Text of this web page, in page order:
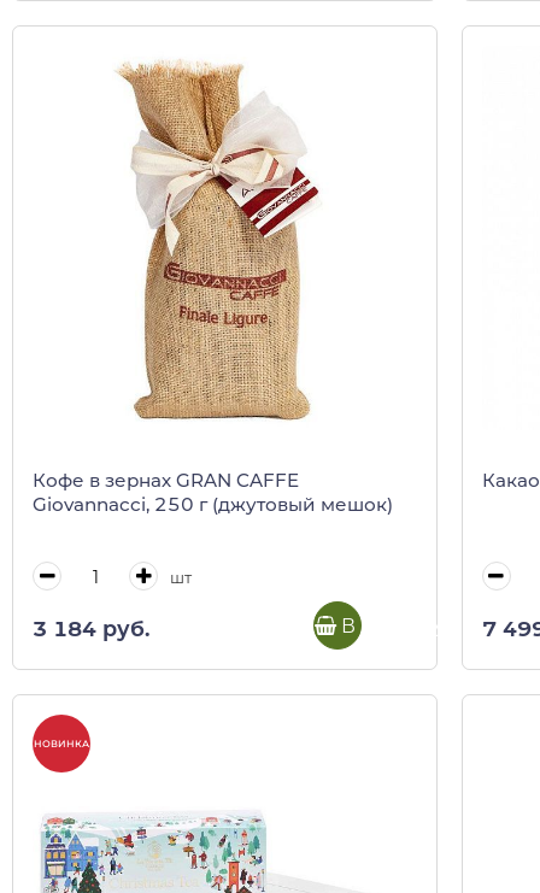
Кофе в зернах GRAN CAFFE
Giovannacci, 250 г (джутовый мешок)
шт
3 184 руб. В корзину 7
НОВИНКА